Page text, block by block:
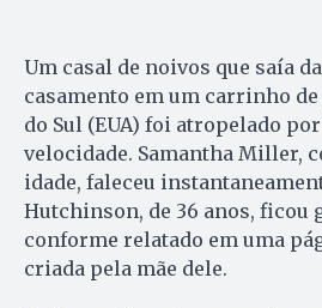
Um casal de noivos que saía
casamento em um carrinho
do Sul (EUA) foi atropelado
velocidade. Samantha Miller,
idade, faleceu
Hutchinson, de 36 anos, ficou
conforme relatado em uma
criada pela mãe dele.